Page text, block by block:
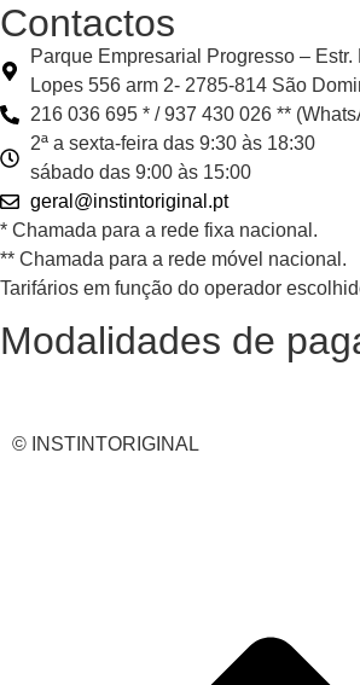
Contactos
Parque Empresarial Progresso – Estr.
Lopes 556 arm 2- 2785-814 São
216 036 695 * / 937 430 026 **
2ª a sexta-feira das 9:30 às 18:30
sábado das 9:00 às 15:00
geral@instintoriginal.pt
* Chamada para a rede fixa nacional.
** Chamada para a rede móvel nacional.
Tarifários em função do operador
Modalidades de
© INSTINTORIGINAL